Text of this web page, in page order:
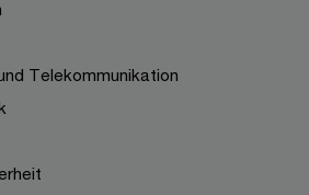
Telekommunikation